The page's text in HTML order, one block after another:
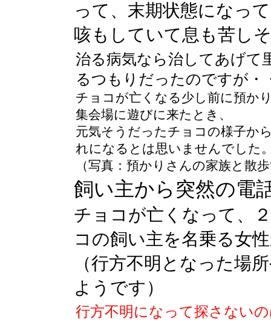
って、末期状態になっ
咳もしていて息も苦し
治る病気なら治してあげて
るつもりだったのですが・
チョコが亡くなる少し前に預か
集会場に遊びに来たとき、
元気そうだったチョコの様子か
れになるとは思いませんでした
（写真：預かりさんの家族と散
飼い主から突然の電
チョコが亡くなって、
コの飼い主を名乗る女
（行方不明となった場
ようです）
行方不明になって探さない